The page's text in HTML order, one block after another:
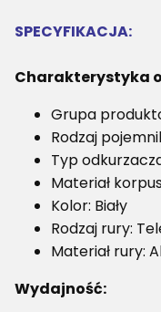
SPECYFIKACJA:
Charakterystyka
Grupa
Rodzaj
Typ
Materiał
Kolor: Biały
Rodzaj rury:
Materiał rury:
Wydajność: